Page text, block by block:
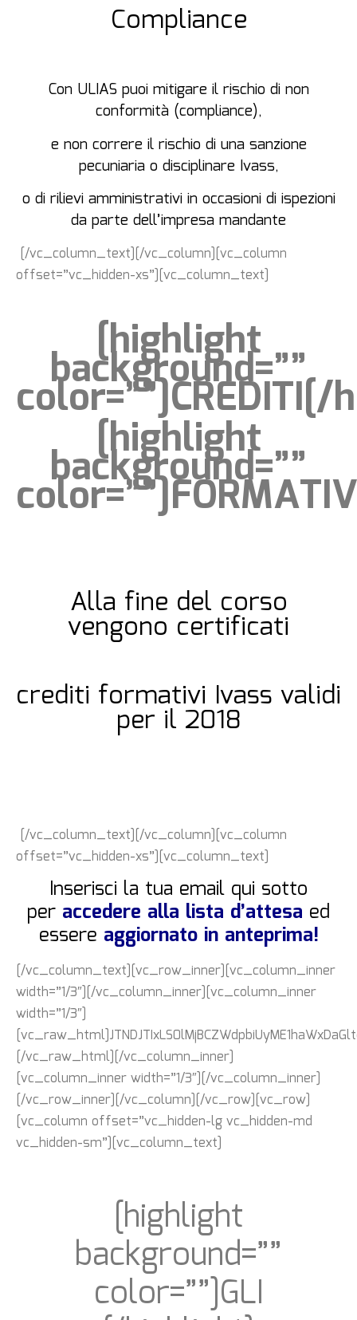
Compliance
Con ULIAS puoi mitigare il rischio di non
conformità (compliance),
e non correre il rischio di una sanzione
pecuniaria o disciplinare Ivass,
o di rilievi amministrativi in occasioni di ispezioni
da parte dell’impresa mandante
[/vc_column_text][/vc_column][vc_column
offset=”vc_hidden-xs”][vc_column_text]
[highlight
background=””
[highlight
background=””
Alla fine del corso
vengono certificati
crediti formativi Ivass validi
per il 2018
[/vc_column_text][/vc_column][vc_column
offset=”vc_hidden-xs”][vc_column_text]
Inserisci la tua email qui sotto
per accedere alla lista d’attesa ed
essere aggiornato in anteprima!
[/vc_column_text][vc_row_inner][vc_column_inner
width=”1/3″][/vc_column_inner][vc_column_inner
width=”1/3″]
[/vc_raw_html][/vc_column_inner]
[vc_column_inner width=”1/3″][/vc_column_inner]
[/vc_row_inner][/vc_column][/vc_row][vc_row]
[vc_column offset=”vc_hidden-lg vc_hidden-md
vc_hidden-sm”][vc_column_text]
[highlight
background=””
color=””]GLI